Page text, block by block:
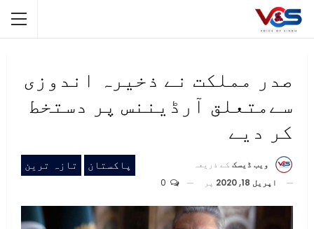
صدر مملکت نے ذخیرہ اندوزی
سےمتعلق آرڈیننس پر دستخط
کر دیے
پاکستان تازہ ترین ویب ڈیسک کے ذریعہ
اپریل 18, 2020
پر